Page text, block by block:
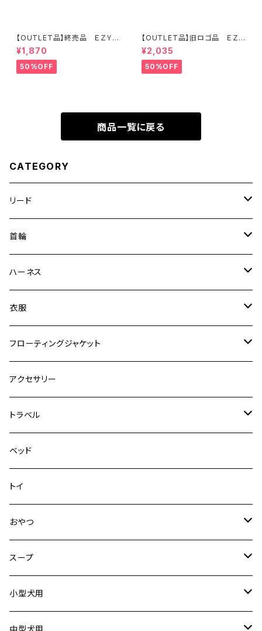
【OUTLET品】終売品 ＥＺＹＤ
ＯＧ ネオカラー XL ブルー
¥1,870
50%OFF
【OUTLET品】旧ロゴ品 ＥＺＹ
ＤＯＧ ネオカラーＭ デニム
¥2,035
50%OFF
商品一覧に戻る
CATEGORY
リード
エッセンシャル
ゼロショック
ロードランナー
ヴァリオ
デニム＆コーデュロイ
その他
首輪
エッセンシャル
ネオカラー
ダブルロックカラー
デニム＆コーデュロイ
その他
ハーネス
エッセンシャル
ハーネス
クイックハーネス
メッシュフィットハーネス
デニム＆コーデュロイ
その他
衣服
ラッシュガード
フローティングジャケット
DFDブースト
アクセサリー
トラベル
ドライブハーネス
カーシートアタッチメント
クリック
ドライブシートカバー
ドライブボックス
ベッド
トイ
おやつ
犬用
猫用
スープ
犬用
猫用
小型犬用
リード
中型犬用